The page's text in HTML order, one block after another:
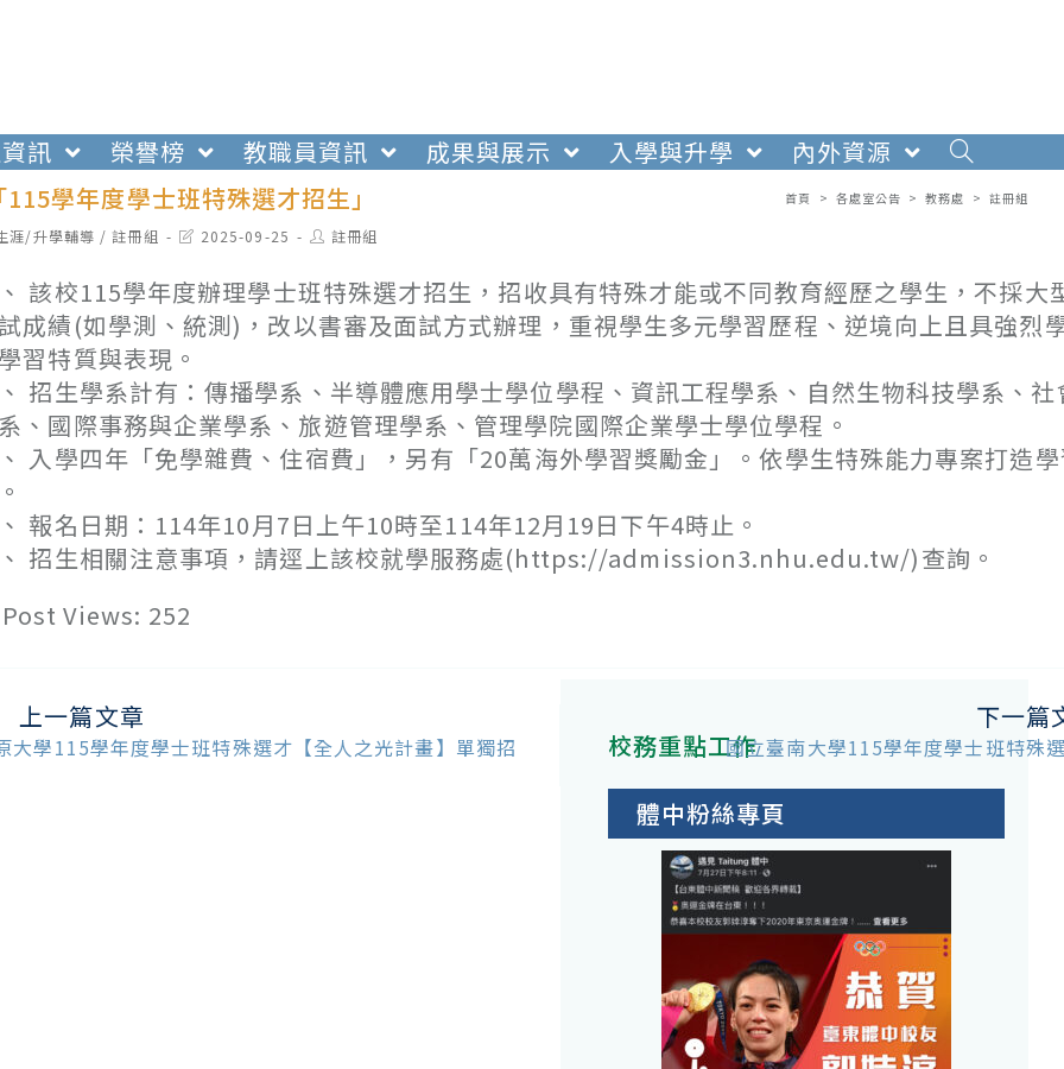
訊 榮譽榜 教職員資訊 成果與展示 入學與升學
內外資源
學年度學士班特殊選才招生」
首頁 > 各處室公告 > 教務處 > 註冊組
涯/升學輔導 / 註冊組
Post2025-09-25
Post註冊組
該校115學年度辦理學士班特殊選才招生，招收具有特殊才能或不同教育經歷之學生，不採大
成績(如學測、統測)，改以書審及面試方式辦理，重視學生多元學習歷程、逆境向上且具強烈
習特質與表現。
招生學系計有：傳播學系、半導體應用學士學位學程、資訊工程學系、自然生物科技學系、
、國際事務與企業學系、旅遊管理學系、管理學院國際企業學士學位學程。
入學四年「免學雜費、住宿費」，另有「20萬海外學習獎勵金」。依學生特殊能力專案打造
報名日期：114年10月7日上午10時至114年12月19日下午4時止。
招生相關注意事項，請逕上該校就學服務處(https://admission3.nhu.edu.tw/)查詢。
Post Views: 252
上一篇文章
大學115學年度學士班特殊選才【全人之光計畫】單獨招
下一篇
國立臺南大學115學年度學士班特殊
校務重點工作
體中粉絲專頁